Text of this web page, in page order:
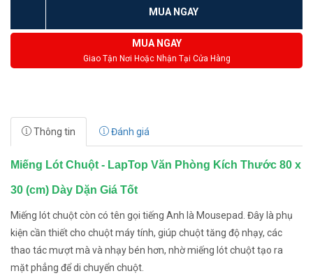
MUA NGAY
MUA NGAY
Giao Tận Nơi Hoặc Nhận Tại Cửa Hàng
Thông tin Đánh giá
Miếng Lót Chuột - LapTop Văn Phòng Kích Thước 80 x
30 (cm) Dày Dặn Giá Tốt
Miếng lót chuột còn có tên gọi tiếng Anh là Mousepad. Đây là phụ
kiện cần thiết cho chuột máy tính, giúp chuột tăng độ nhạy, các
thao tác mượt mà và nhạy bén hơn, nhờ miếng lót chuột tạo ra
mặt phẳng để di chuyển chuột.